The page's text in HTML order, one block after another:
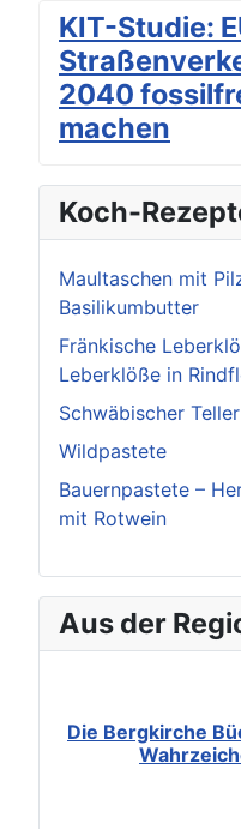
KIT-Studie:
2040
machen
Koch-
Maultaschen mit
Basilikumbutter
Fränkische
Leberklöße in
Schwäbischer
Wildpastete
Bauernpastete –
mit Rotwein
Aus der
Die Bergkirche